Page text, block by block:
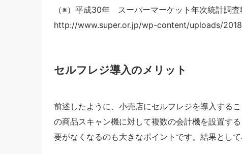
（※）平成30年 スーパーマーケット年次統計調査
http://www.super.or.jp/wp-content/uploads/
セルフレジ導入のメリット
前述したように、小売店にセルフレジを導入する
の商品スキャン機に対して複数の会計機を設置す
要がなくなるのも大きなポイントです。結果として